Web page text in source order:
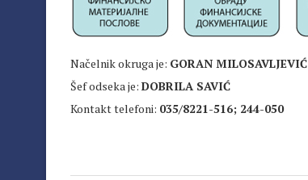
Načelnik okruga je: GORAN MILOSAVLJEVIĆ
Šef odseka je: DOBRILA SAVIĆ
Kontakt telefoni: 035/8221-516; 244-050